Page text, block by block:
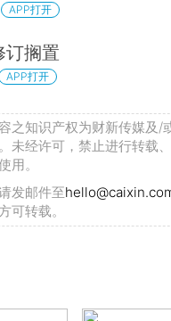
APP打开
订搁置
APP打开
之知识产权为财新传媒及/
未经许可，禁止进行转载
用。
发邮件至
可转载。